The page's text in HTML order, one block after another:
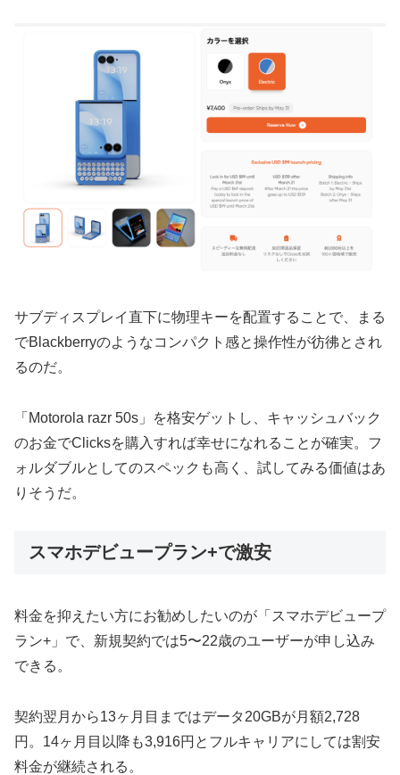
サブディスプレイ直下に物理キーを配置することで、まる
でBlackberryのようなコンパクト感と操作性が彷彿とされ
るのだ。
「Motorola razr 50s」を格安ゲットし、キャッシュバック
のお金でClicksを購入すれば幸せになれることが確実。フ
ォルダブルとしてのスペックも高く、試してみる価値はあ
りそうだ。
スマホデビュープラン+で激安
料金を抑えたい方にお勧めしたいのが「スマホデビュープ
ラン+」で、新規契約では5〜22歳のユーザーが申し込み
できる。
契約翌月から13ヶ月目まではデータ20GBが月額2,728
円。14ヶ月目以降も3,916円とフルキャリアにしては割安
料金が継続される。